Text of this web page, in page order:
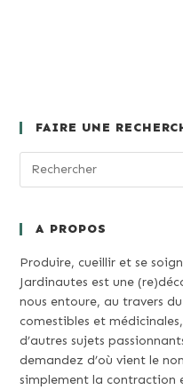
FAIRE UNE
A PROPOS
Produire, cueillir et se
Jardinautes est une
nous entoure, au travers
comestibles et
d’autres sujets
demandez d’où vient le
simplement la contraction